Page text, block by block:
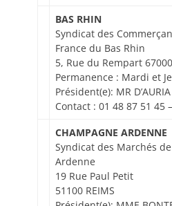
BAS RHIN
Syndicat des
France du Bas Rhin
5, Rue du Rempart 67000
Permanence : Mardi et
Président(e): MR D’AURIA
Contact : 01 48 87 51 45 –
CHAMPAGNE ARDENNE
Syndicat des Marchés
Ardenne
19 Rue Paul Petit
51100 REIMS